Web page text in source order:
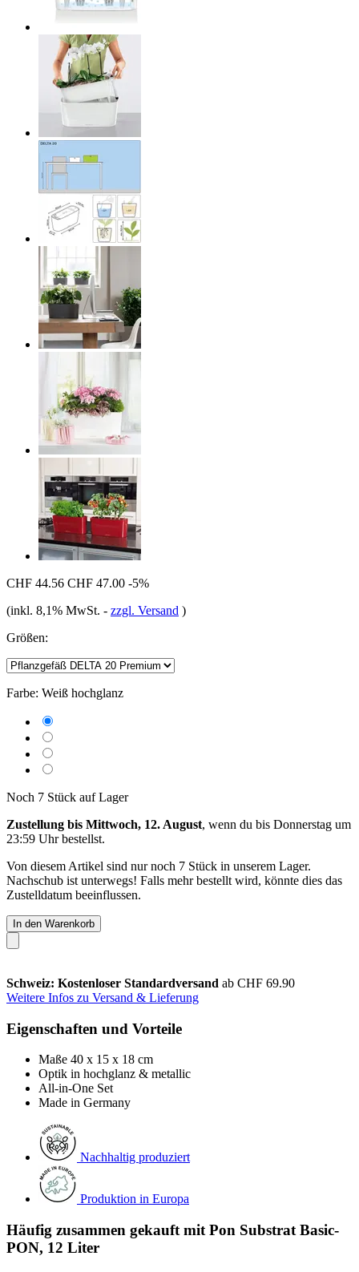
CHF 44.56 CHF 47.00 -5%
(inkl. 8,1% MwSt. - zzgl. Versand )
Größen:
Farbe: Weiß hochglanz
Noch 7 Stück auf Lager
Zustellung bis Mittwoch, 12. August, wenn du bis Donnerstag um
23:59 Uhrbestellst.
Von diesem Artikel sind nur noch 7 Stück in unserem Lager.
Nachschub ist unterwegs! Falls mehr bestellt wird, könnte dies das
Zustelldatum beeinflussen.
In den Warenkorb
Schweiz: Kostenloser Standardversand ab CHF 69.90
Weitere Infos zu Versand & Lieferung
Eigenschaften und Vorteile
Maße 40 x 15 x 18 cm
Optik in hochglanz & metallic
All-in-One Set
Made in Germany
Nachhaltig produziert
Produktion in Europa
Häufig zusammen gekauft mit Pon Substrat Basic-
PON, 12 Liter